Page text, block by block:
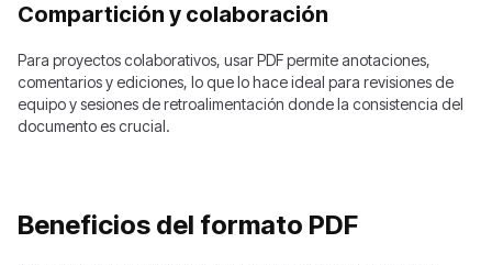
Compartición y colaboración
Para proyectos colaborativos, usar PDF permite anotaciones,
comentarios y ediciones, lo que lo hace ideal para revisiones de
equipo y sesiones de retroalimentación donde la consistencia del
documento es crucial.
Beneficios del formato PDF